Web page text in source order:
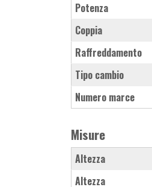
Potenza
Coppia
Raffreddamento
Tipo cambio
Numero marce
Misure
Altezza
Altezza